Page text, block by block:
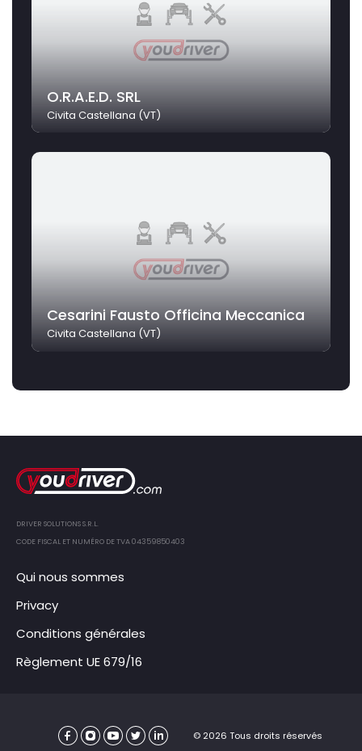
O.R.A.E.D. SRL
Civita Castellana (VT)
Cesarini Fausto Officina Meccanica
Civita Castellana (VT)
DRIVER SOLUTIONS S.R.L.
CODE FISCAL ET NUMÉRO DE TVA 04359850403
Qui nous sommes
Privacy
Conditions générales
Règlement UE 679/16
© 2026 Tous droits réservés